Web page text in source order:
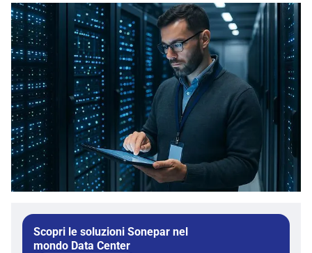
Scopri le soluzioni Sonepar nel
mondo Data Center